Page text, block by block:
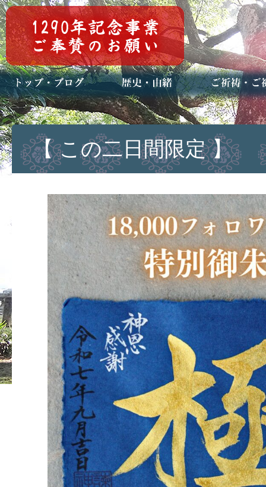
トップページ
ブログ(日々八百万)
お知らせ一覧 歴史・ご祭神
年中行事
メディア掲載 ご祈祷・ご祈
安産祈願
初宮参り
七五三詣
長寿のお祝い
神前結婚式
厄祓い・方位
車のお祓い
地鎮祭
神葬祭（神式
【 この二日間限定 】